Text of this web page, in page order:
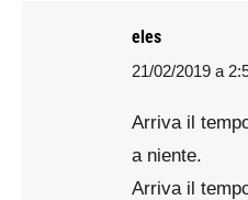
eles
says:
21/02/2019 a
Arriva il
a niente.
Arriva il